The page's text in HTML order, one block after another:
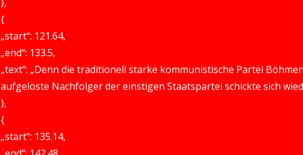
{
„start“: 121.64,
„end“: 133.5,
„text“: „Denn die traditionell starke kommunistische Partei
aufgelöste Nachfolger der einstigen Staatspartei schickte sich
},
{
„start“: 135.14,